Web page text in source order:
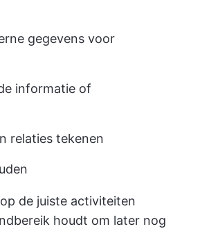
gegevens voor
informatie of
relaties tekenen
de juiste activiteiten
houdt om later nog